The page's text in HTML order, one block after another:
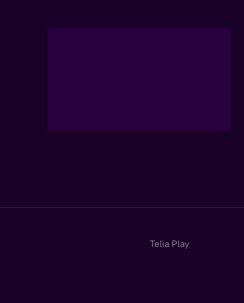
Telia Play